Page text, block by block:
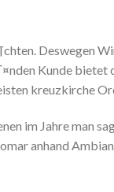
Deswegen
Kunde bietet
kreuzkirche
im Jahre man
anhand